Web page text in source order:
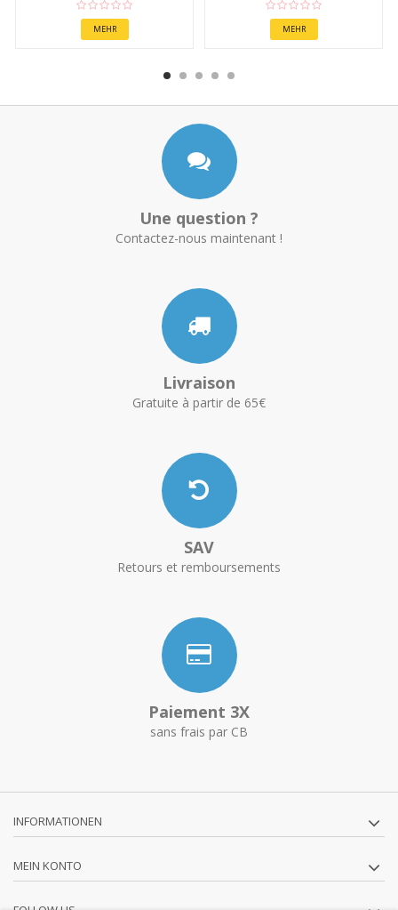
MEHR MEHR
Une question ?
Contactez-nous maintenant !
Livraison
Gratuite à partir de 65€
SAV
Retours et remboursements
Paiement 3X
sans frais par CB
INFORMATIONEN
MEIN KONTO